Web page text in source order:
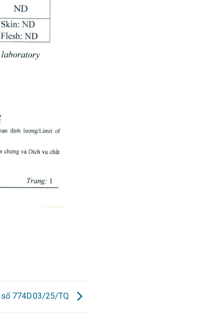
số 774D.03/25/TQ